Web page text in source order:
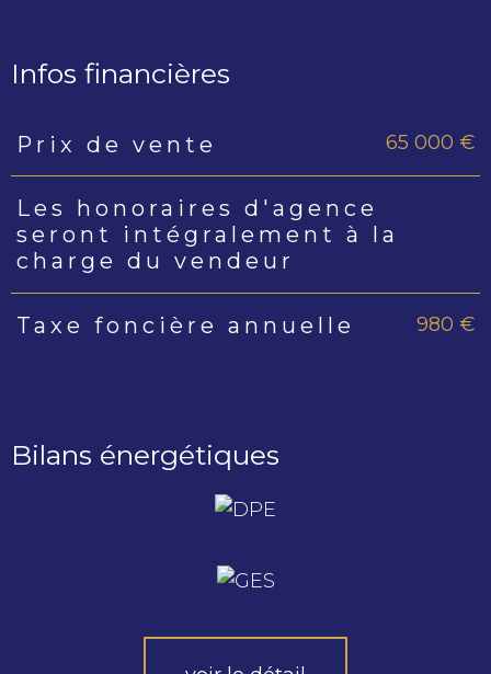
Infos financières
Caractéristiques Valeurs
Prix de vente 65 000 €
Les honoraires d'agence
seront intégralement à la
charge du vendeur
Taxe foncière annuelle 980 €
Bilans énergétiques